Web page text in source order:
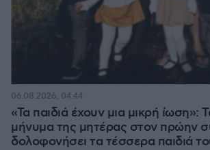
«Τα παιδιά έχουν μια μικρή ίωση»:
μήνυμα της μητέρας στον πρώην
δολοφονήσει τα τέσσερα παιδιά
06.08.2026, 04:44